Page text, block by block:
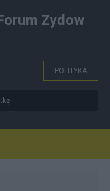
Zydow
POLITYKA